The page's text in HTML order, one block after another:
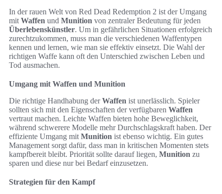
In der rauen Welt von Red Dead Redemption 2 ist der Umgang
mit Waffen und Munition von zentraler Bedeutung für jeden
Überlebenskünstler. Um in gefährlichen Situationen erfolgreich
zurechtzukommen, muss man die verschiedenen Waffentypen
kennen und lernen, wie man sie effektiv einsetzt. Die Wahl der
richtigen Waffe kann oft den Unterschied zwischen Leben und
Tod ausmachen.
Umgang mit Waffen und Munition
Die richtige Handhabung derWaffen ist unerlässlich. Spieler
sollten sich mit den Eigenschaften der verfügbaren Waffen
vertraut machen. Leichte Waffen bieten hohe Beweglichkeit,
während schwerere Modelle mehr Durchschlagskraft haben. Der
effiziente Umgang mit Munition ist ebenso wichtig. Ein gutes
Management sorgt dafür, dass man in kritischen Momenten stets
kampfbereit bleibt. Priorität sollte darauf liegen, Munition zu
sparen und diese nur bei Bedarf einzusetzen.
Strategien für den Kampf